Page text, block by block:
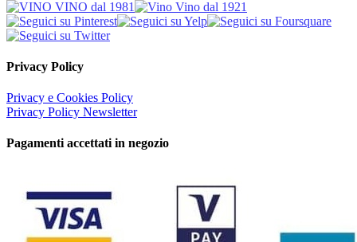
Privacy Policy
Privacy e Cookies Policy
Privacy Policy Newsletter
Pagamenti accettati in negozio